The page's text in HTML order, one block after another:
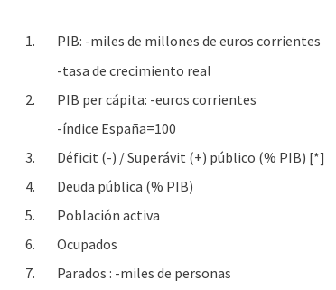
1.
PIB: -miles de millones de euros corrientes
-tasa de crecimiento real
2.
PIB per cápita: -euros corrientes
-índice España=100
3.
Déficit (-) / Superávit (+) público (% PIB) [*]
4.
Deuda pública (% PIB)
5.
Población activa
6.
Ocupados
7.
Parados : -miles de personas